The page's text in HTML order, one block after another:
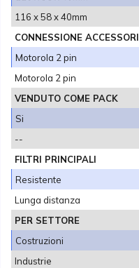
116 x 58 x 40mm
CONNESSIONE ACCESSORI
Motorola 2 pin
Motorola 2 pin
VENDUTO COME PACK
Si
--
FILTRI PRINCIPALI
Resistente
Lunga distanza
PER SETTORE
Costruzioni
Industrie